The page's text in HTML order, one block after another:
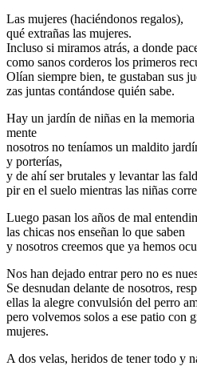
Las mujeres (haciéndonos regalos),
qué extrañas las mujeres.
Incluso si miramos atrás, a donde
como sanos corderos los primeros
Olían siempre bien, te gustaban sus
zas juntas contándose quién sabe.
Hay un jardín de niñas en la
mente
nosotros no teníamos un maldito
y porterías,
y de ahí ser brutales y levantar las
pir en el suelo mientras las niñas
Luego pasan los años de mal
las chicas nos enseñan lo que saben
y nosotros creemos que ya hemos
Nos han dejado entrar pero no es
Se desnudan delante de nosotros,
ellas la alegre convulsión del perro
pero volvemos solos a ese patio con
mujeres.
A dos velas, heridos de tener todo y